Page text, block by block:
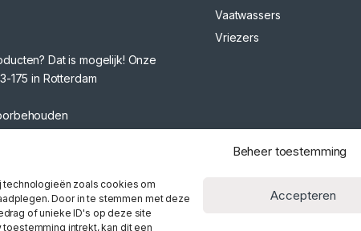
Beheer toestemming
zoals cookies om
Door in te stemmen met deze
of unieke ID's op deze site
intrekt, kan dit een
Accepteren
Dat is mogelijk! Onze
175 in Rotterdam
Vaatwassers
Vriezers